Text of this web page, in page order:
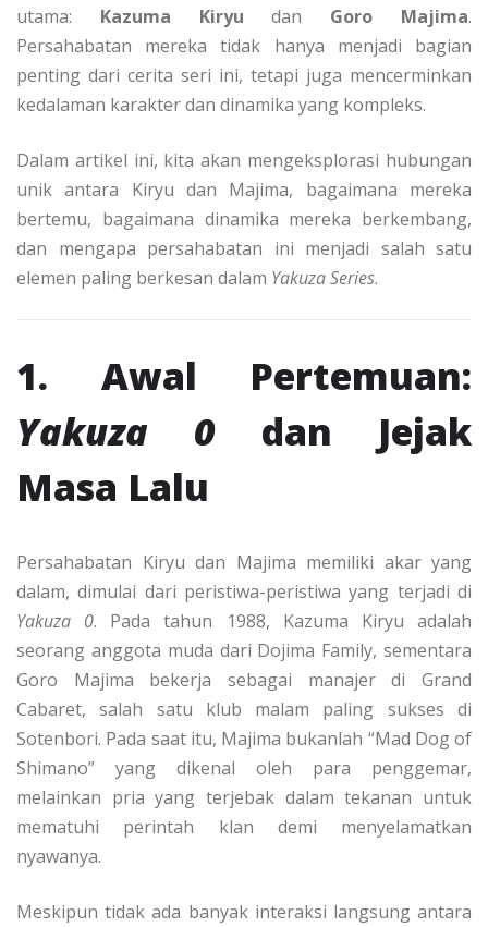
utama: Kazuma Kiryu dan Goro Majima.
Persahabatan mereka tidak hanya menjadi bagian
penting dari cerita seri ini, tetapi juga mencerminkan
kedalaman karakter dan dinamika yang kompleks.
Dalam artikel ini, kita akan mengeksplorasi hubungan
unik antara Kiryu dan Majima, bagaimana mereka
bertemu, bagaimana dinamika mereka berkembang,
dan mengapa persahabatan ini menjadi salah satu
elemen paling berkesan dalam Yakuza Series.
1. Awal Pertemuan:
Yakuza 0 dan Jejak
Masa Lalu
Persahabatan Kiryu dan Majima memiliki akar yang
dalam, dimulai dari peristiwa-peristiwa yang terjadi di
Yakuza 0. Pada tahun 1988, Kazuma Kiryu adalah
seorang anggota muda dari Dojima Family, sementara
Goro Majima bekerja sebagai manajer di Grand
Cabaret, salah satu klub malam paling sukses di
Sotenbori. Pada saat itu, Majima bukanlah “Mad Dog of
Shimano” yang dikenal oleh para penggemar,
melainkan pria yang terjebak dalam tekanan untuk
mematuhi perintah klan demi menyelamatkan
nyawanya.
Meskipun tidak ada banyak interaksi langsung antara